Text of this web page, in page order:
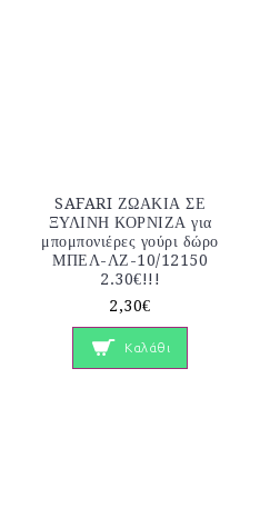
SAFARI ΖΩΑΚΙΑ ΣΕ
ΞΥΛΙΝΗ ΚΟΡΝΙΖΑ για
μπομπονιέρες γούρι δώρο
ΜΠΕΛ-ΛΖ-10/12150
2.30€!!!
2,30€
Καλάθι